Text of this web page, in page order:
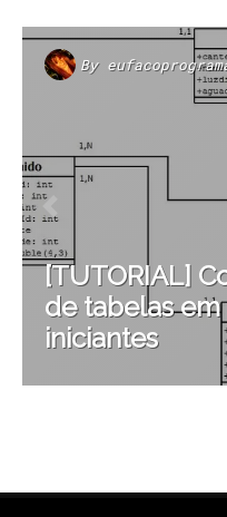
By
[TUTORIAL]
de tabelas em
iniciantes